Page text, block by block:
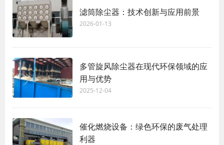
滤筒除尘器：技术创新与应用前景
2026-01-13
多管旋风除尘器在现代环保领域的应
用与优势
2025-12-04
催化燃烧设备：绿色环保的废气处理
利器